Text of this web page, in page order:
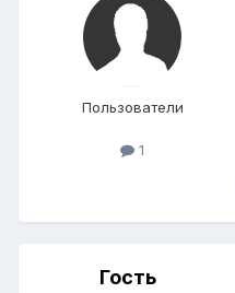
Пользователи
1
Гость